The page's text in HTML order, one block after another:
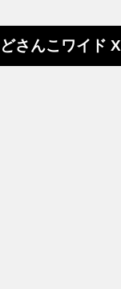
どさんこワイド X